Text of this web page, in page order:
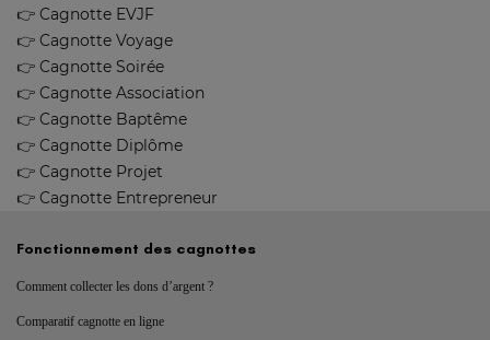
👉 Cagnotte EVJF
👉 Cagnotte Voyage
👉 Cagnotte Soirée
👉 Cagnotte Association
👉 Cagnotte Baptême
👉 Cagnotte Diplôme
👉 Cagnotte Projet
👉 Cagnotte Entrepreneur
Fonctionnement des cagnottes
Comment collecter les dons d’argent ?
Comparatif cagnotte en ligne